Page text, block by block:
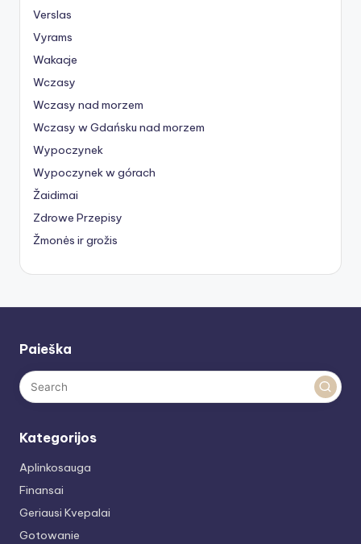
Verslas
Vyrams
Wakacje
Wczasy
Wczasy nad morzem
Wczasy w Gdańsku nad morzem
Wypoczynek
Wypoczynek w górach
Žaidimai
Zdrowe Przepisy
Žmonės ir grožis
Paieška
Kategorijos
Aplinkosauga
Finansai
Geriausi Kvepalai
Gotowanie